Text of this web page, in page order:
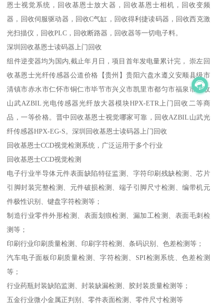
恩士视觉系统，回收基恩士放大器，回收基恩士相机，回收变频
器，回收伺服驱动器，回收C气缸，回收得利捷读码器，回收西克激
光扫描仪，回收PLC，回收断路器，回收器等一切电子料。
深圳回收基恩士读码器上门回收
组件逆变器均为国内,截止年月日，项目首年发电量累计完， 崇左回
收基恩士光纤传感器公道价格【贵州】贵阳六盘水遵义安顺县级市
清镇市赤水市仁怀市铜仁市毕节市兴义市凯里市都匀市福泉市回收
山武AZBIL光电传感器光纤放大器模块HPX-ETR上门回收二等商
品，一等价格。晋中回收基恩士视觉哪家可靠，回收AZBIL山武光
纤传感器HPX-EG-S。深圳回收基恩士读码器上门回收
回收基恩士CCD视觉检测系统，广泛运用于多个行业
回收基恩士CCD视觉检测
电子行业半导体元件表面缺陷特征监测、字符印刷残缺检测、芯片
引脚封装完整检测、元件破损检测、端子引脚尺寸检测、编带机元
件极性识别、键盘字符检测等；
制造行业零件外形检测、表面划痕检测、漏加工检测、表面毛刺检
测等；
印刷行业印刷质量检测、印刷字符检测、条码识别、色差检测等；
汽车电子面板印刷质量检测、字符检测、SPI检测系统、色差检测
等；
行业药瓶封装缺陷监测、封装缺漏检测、胶封装质量检测等；
五金行业微小金属正判别、零件表面检测、零件尺寸检测等